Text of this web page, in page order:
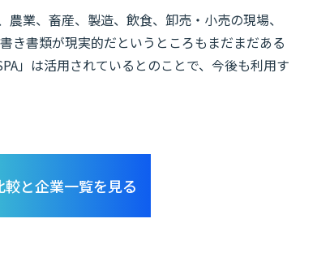
業、畜産、製造、飲食、卸売・小売の現場、
き書類が現実的だというところもまだまだある
」は活用されているとのことで、今後も利用す
と企業一覧を見る